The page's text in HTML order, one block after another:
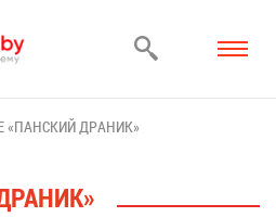
«ПАН­СКИЙ ДРА­НИК»